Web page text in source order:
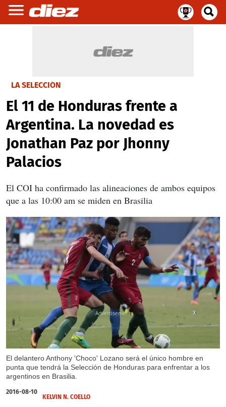
LA SELECCIÓN
El 11 de Honduras frente a
Argentina. La novedad es
Jonathan Paz por Jhonny
Palacios
El COI ha confirmado las alineaciones de ambos equipos
que a las 10:00 am se miden en Brasilia
El delantero Anthony 'Choco' Lozano será el único hombre en
punta que tendrá la Selección de Honduras para enfrentar a los
argentinos en Brasilia.
X
2016-08-10
KELVIN N. COELLO